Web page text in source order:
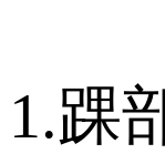
1.踝